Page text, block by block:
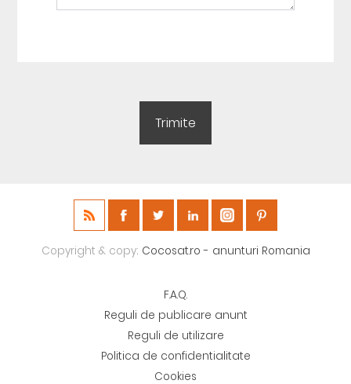
Copyright & copy; Cocosat.ro - anunturi Romania
F.A.Q.
Reguli de publicare anunt
Reguli de utilizare
Politica de confidentialitate
Cookies